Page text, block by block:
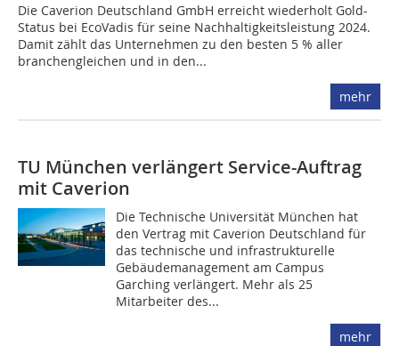
Die Caverion Deutschland GmbH erreicht wiederholt Gold-
Status bei EcoVadis für seine Nachhaltigkeitsleistung 2024.
Damit zählt das Unternehmen zu den besten 5 % aller
branchengleichen und in den...
mehr
TU München verlängert Service-Auftrag
mit Caverion
Die Technische Universität München hat
den Vertrag mit Caverion Deutschland für
das technische und infrastrukturelle
Gebäudemanagement am Campus
Garching verlängert. Mehr als 25
Mitarbeiter des...
mehr